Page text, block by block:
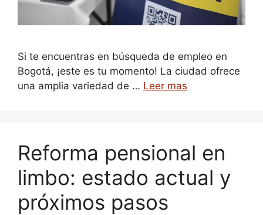
Si te encuentras en búsqueda de empleo en
Bogotá, ¡este es tu momento! La ciudad ofrece
una amplia variedad de … Leer mas
Reforma pensional en
limbo: estado actual y
próximos pasos